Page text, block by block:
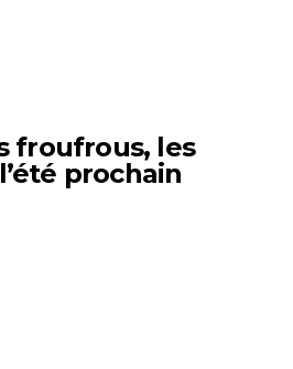
froufrous, les
prochain